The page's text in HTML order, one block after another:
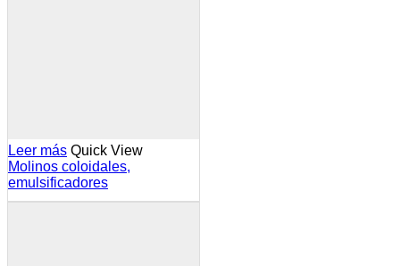
Leer más Quick View
Molinos coloidales,
emulsificadores